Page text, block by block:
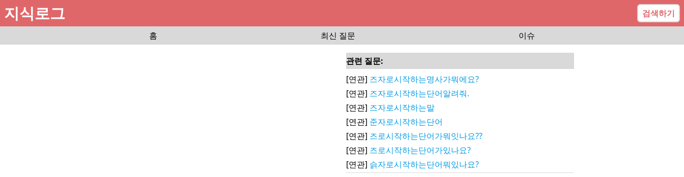
지식로그
검색하기
홈
최신 질문 이슈
관련 질문:
[연관] 즈자로시작하는명사가뭐에요?
[연관] 즈자로시작하는단어알려줘.
[연관] 즈자로시작하는말
[연관] 준자로시작하는단어
[연관] 즈로시작하는단어가뭐잇나요??
[연관] 즈로시작하는단어가있나요?
[연관] 슭자로시작하는단어뭐있나요?